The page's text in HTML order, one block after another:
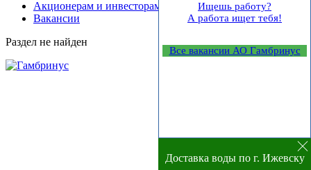
Акционерам и инвесторам
Вакансии
Раздел не найден
Ищешь работу?
А работа ищет тебя!
Все вакансии АО Гамбринус
Доставка воды по г. Ижевску